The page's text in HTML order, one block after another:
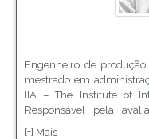
Engenheiro de
mestrado em
IIA – The Institute of
Responsável pela
auditorias internas em
[+] Mais